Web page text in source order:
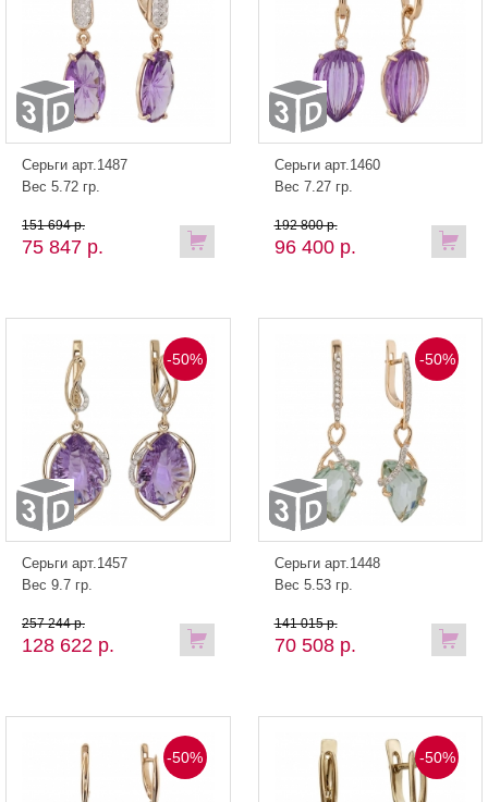
Серьги арт.1487
Вес 5.72 гр.
75 847 р.
151 694 р.
Серьги арт.1460
Вес 7.27 гр.
96 400 р.
192 800 р.
-50%
Серьги арт.1457
Вес 9.7 гр.
128 622 р.
257 244 р.
-50%
Серьги арт.1448
Вес 5.53 гр.
70 508 р.
141 015 р.
-50% -50%